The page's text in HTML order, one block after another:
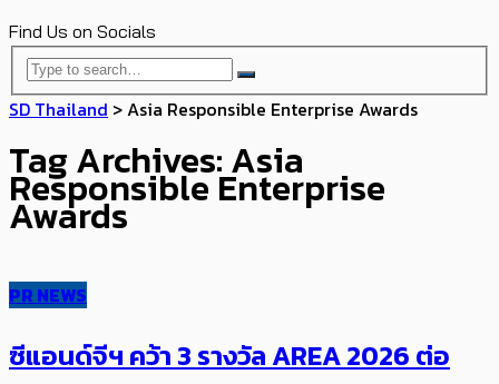
Find Us on Socials
SD Thailand >Asia Responsible Enterprise Awards
Tag Archives: Asia
Responsible Enterprise
Awards
PR NEWS
ซีแอนด์จีฯ คว้า 3 รางวัล AREA 2026 ต่อ